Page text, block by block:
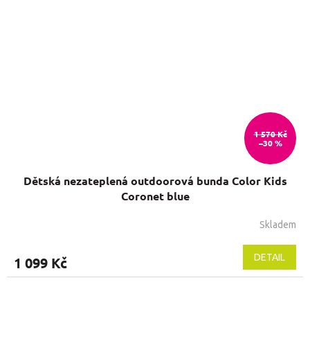
1 570 Kč
–30 %
Dětská nezateplená outdoorová bunda Color Kids
Coronet blue
je
5,0
Skladem
1 099 Kč DETAIL